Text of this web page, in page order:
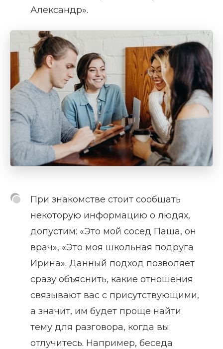
Александр».
При знакомстве стоит сообщать
некоторую информацию о людях,
допустим: «Это мой сосед Паша, он
врач», «Это моя школьная подруга
Ирина». Данный подход позволяет
сразу объяснить, какие отношения
связывают вас с присутствующими,
а значит, им будет проще найти
тему для разговора, когда вы
отлучитесь. Например, беседа